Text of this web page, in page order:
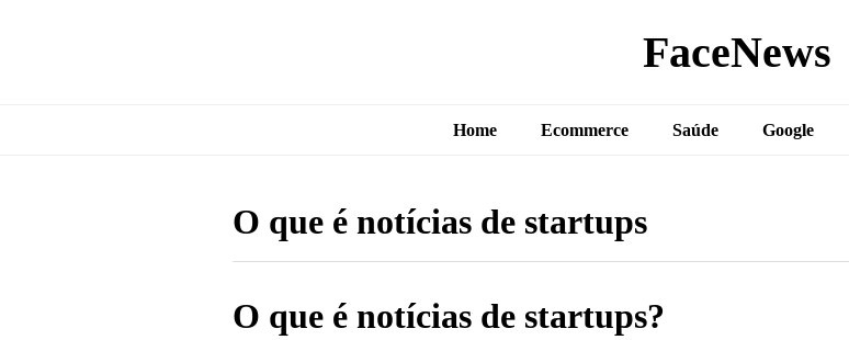
FaceNews
Home Ecommerce Saúde Google
O que é notícias de startups
O que é notícias de startups?